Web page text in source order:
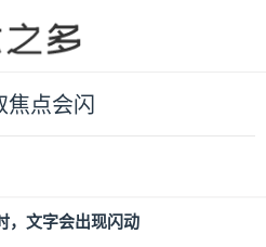
点会闪
，文字会出现闪动